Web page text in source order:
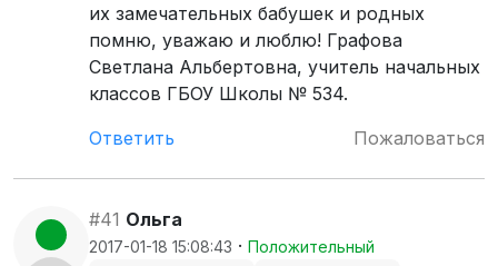
их замечательных бабушек и родных
помню, уважаю и люблю! Графова
Светлана Альбертовна, учитель начальных
классов ГБОУ Школы № 534.
Ответить
Пожаловаться
#41 Ольга
2017-01-18 15:08:43 · Положительный